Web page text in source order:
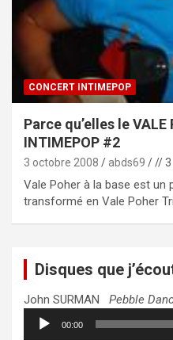
CONCERT INTIMEPOP
Parce qu’elles le
INTIMEPOP #2
3 octobre 2008 abds69 // 3
Vale Poher à la base est un
transformé en Vale Poher
Disques que
John SURMAN Pebble
Lecteur
audio
00:00